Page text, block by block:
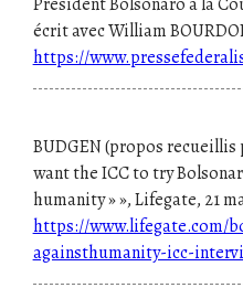
écrit avec William
https://
BUDGEN (propos recueillis
want the ICC to try
humanity » », Lifegate, 21
https://www.lifegate.com/
againsthumanity-icc-